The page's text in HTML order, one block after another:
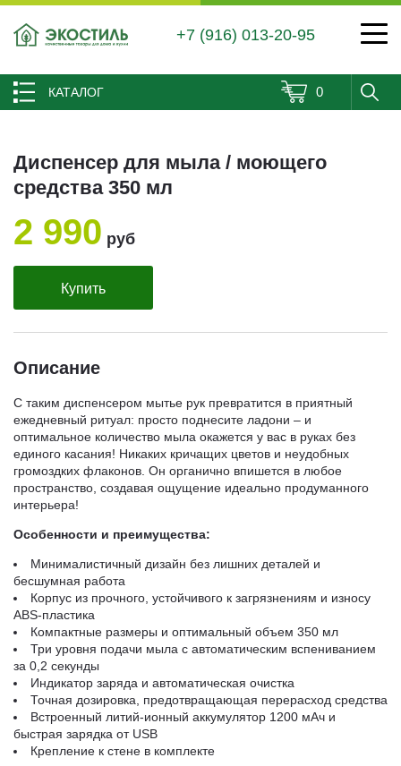
+7 (916) 013-20-95
КАТАЛОГ 0
Диспенсер для мыла / моющего
средства 350 мл
2 990 руб
Купить
Описание
С таким диспенсером мытье рук превратится в приятный
ежедневный ритуал: просто поднесите ладони – и
оптимальное количество мыла окажется у вас в руках без
единого касания! Никаких кричащих цветов и неудобных
громоздких флаконов. Он органично впишется в любое
пространство, создавая ощущение идеально продуманного
интерьера!
Особенности и преимущества:
Минималистичный дизайн без лишних деталей и
бесшумная работа
Корпус из прочного, устойчивого к загрязнениям и износу
ABS-пластика
Компактные размеры и оптимальный объем 350 мл
Три уровня подачи мыла с автоматическим вспениванием
за 0,2 секунды
Индикатор заряда и автоматическая очистка
Точная дозировка, предотвращающая перерасход средства
Встроенный литий-ионный аккумулятор 1200 мАч и
быстрая зарядка от USB
Крепление к стене в комплекте